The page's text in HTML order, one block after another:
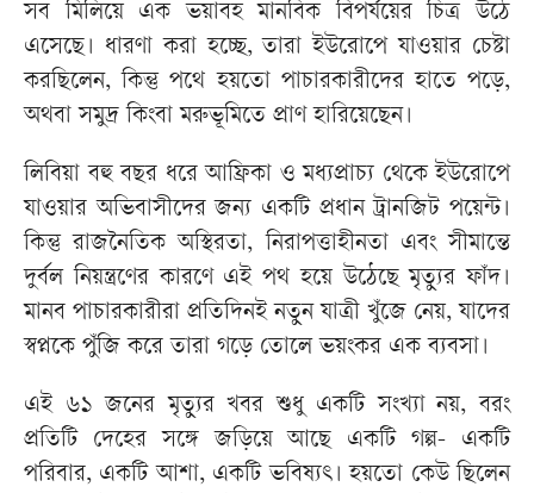
সব মিলিয়ে এক ভয়াবহ মানবিক বিপর্যয়ের চিত্র উঠে
এসেছে। ধারণা করা হচ্ছে, তারা ইউরোপে যাওয়ার চেষ্টা
করছিলেন, কিন্তু পথে হয়তো পাচারকারীদের হাতে পড়ে,
অথবা সমুদ্র কিংবা মরুভূমিতে প্রাণ হারিয়েছেন।
লিবিয়া বহু বছর ধরে আফ্রিকা ও মধ্যপ্রাচ্য থেকে ইউরোপে
যাওয়ার অভিবাসীদের জন্য একটি প্রধান ট্রানজিট পয়েন্ট।
কিন্তু রাজনৈতিক অস্থিরতা, নিরাপত্তাহীনতা এবং সীমান্তে
দুর্বল নিয়ন্ত্রণের কারণে এই পথ হয়ে উঠেছে মৃত্যুর ফাঁদ।
মানব পাচারকারীরা প্রতিদিনই নতুন যাত্রী খুঁজে নেয়, যাদের
স্বপ্নকে পুঁজি করে তারা গড়ে তোলে ভয়ংকর এক ব্যবসা।
এই ৬১ জনের মৃত্যুর খবর শুধু একটি সংখ্যা নয়, বরং
প্রতিটি দেহের সঙ্গে জড়িয়ে আছে একটি গল্প- একটি
পরিবার, একটি আশা, একটি ভবিষ্যৎ। হয়তো কেউ ছিলেন